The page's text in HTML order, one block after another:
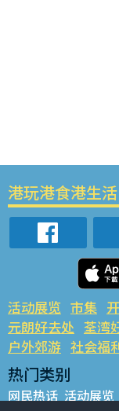
港玩港食港生活
活动展览 市集
元朗好去处 荃湾
户外郊游 社会福
热门类别
网民热话 活动展览